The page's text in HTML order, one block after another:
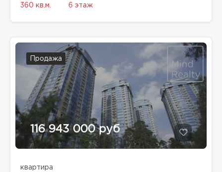
360 кв.м. 6 этаж
Продажа
116 943 000 руб
квартира